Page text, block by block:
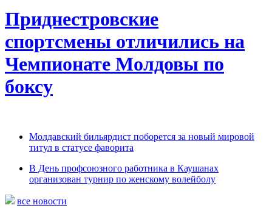
Приднестровские
спортсмены отличились на
Чемпионате Молдовы по
боксу
Молдавский бильярдист поборется за новый мировой
титул в статусе фаворита
В День профсоюзного работника в Каушанах
организован турнир по женскому волейболу
все новости